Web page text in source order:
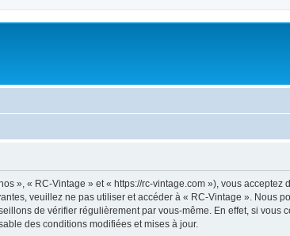
», « RC-Vintage » et « https://rc-vintage.com »), vous
veuillez ne pas utiliser et accéder à « RC-Vintage ». Nous
de vérifier régulièrement par vous-même. En effet, si vous
des conditions modifiées et mises à jour.